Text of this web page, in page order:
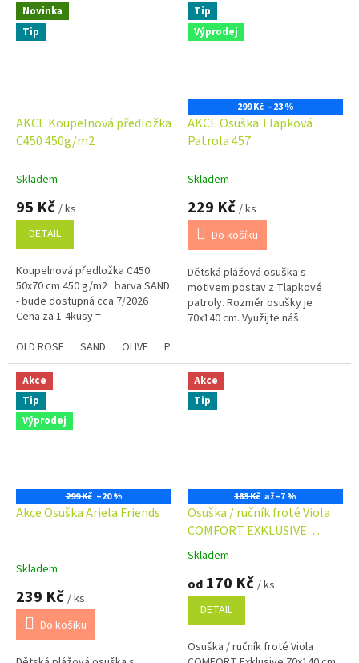
Novinka
Tip
AKCE Koupelnová předložka
C450 450g/m2
Skladem
95 Kč / ks
DETAIL
Koupelnová předložka C450
50x70 cm 450 g/m2 barva SAND
- bude dostupná cca 7/2026
Cena za 1-4kusy =
Kč ...
OLD ROSE SAND OLIVE PLUM
Tip
Výprodej
299 Kč –23 %
AKCE Osuška Tlapková
Patrola 457
Skladem
229 Kč / ks
Do košíku
Dětská plážová osuška s
motivem postav z Tlapkové
patroly. Rozměr osušky je
70x140 cm. Využijte náš
Věrnostní program
Akce
Tip
Výprodej
299 Kč –20 %
Akce Osuška Ariela Friends
Skladem
239 Kč / ks
Do košíku
Akce
Tip
183 Kč až–7 %
Osuška / ručník froté Viola
COMFORT EXKLUSIVE
70x140 cm 500 g/m2
Průměrné
produktu
5,0
5
Skladem
od 170 Kč / ks
DETAIL
Osuška / ručník froté Viola